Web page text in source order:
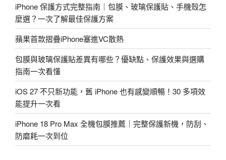
iPhone 保護方式完整指南｜包膜、玻璃保護貼、手機殼怎
麼選？一次了解最佳保護方案
蘋果首款摺疊iPhone塞進VC散熱
包膜與玻璃保護貼差異有哪些？優缺點、保護效果與選購
指南一次看懂
iOS 27 不只新功能，舊 iPhone 也有感變順暢！30 多項效
能提升一次看
iPhone 18 Pro Max 全機包膜推薦｜完整保護新機，防刮、
防磨耗一次到位